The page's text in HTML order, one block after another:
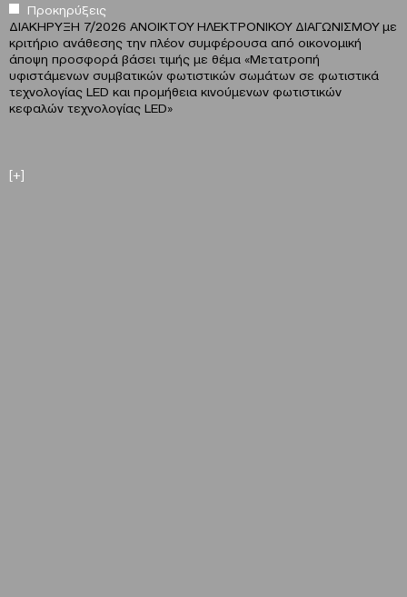
Προκηρύξεις
ΔΙΑΚΗΡΥΞΗ 7/2026 ΑΝΟΙΚΤΟΥ ΗΛΕΚΤΡΟΝΙΚΟΥ ΔΙΑΓΩΝΙΣΜΟΥ με
κριτήριο ανάθεσης την πλέον συμφέρουσα από οικονομική
άποψη προσφορά βάσει τιμής με θέμα «Μετατροπή
υφιστάμενων συμβατικών φωτιστικών σωμάτων σε φωτιστικά
τεχνολογίας LED και προμήθεια κινούμενων φωτιστικών
κεφαλών τεχνολογίας LED»
[+]